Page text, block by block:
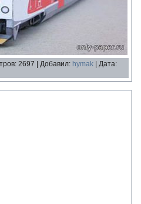
2697 Добавил: hymak
Дата: